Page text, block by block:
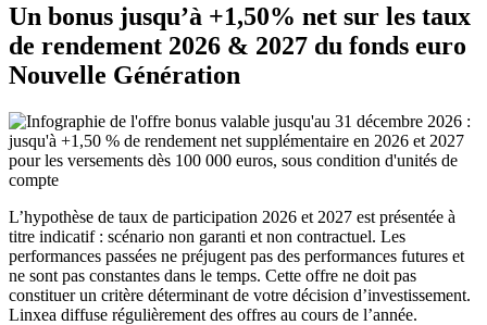
Un bonus jusqu’à +1,50% net sur les taux
de rendement 2026 & 2027 du fonds euro
Nouvelle Génération
L’hypothèse de taux de participation 2026 et 2027 est présentée à
titre indicatif : scénario non garanti et non contractuel. Les
performances passées ne préjugent pas des performances futures et
ne sont pas constantes dans le temps. Cette offre ne doit pas
constituer un critère déterminant de votre décision d’investissement.
Linxea diffuse régulièrement des offres au cours de l’année.